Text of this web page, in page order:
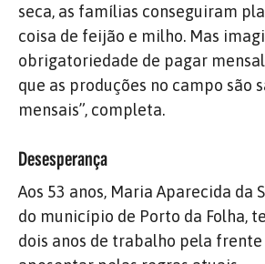
seca, as famílias conseguiram
coisa de feijão e milho. Mas
obrigatoriedade de pagar
que as produções no campo são
mensais”, completa.
Desesperança
Aos 53 anos, Maria Aparecida da
do município de Porto da Folha,
dois anos de trabalho pela frente